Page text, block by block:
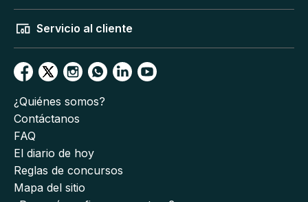
Servicio al cliente
¿Quiénes somos?
Contáctanos
FAQ
El diario de hoy
Reglas de concursos
Mapa del sitio